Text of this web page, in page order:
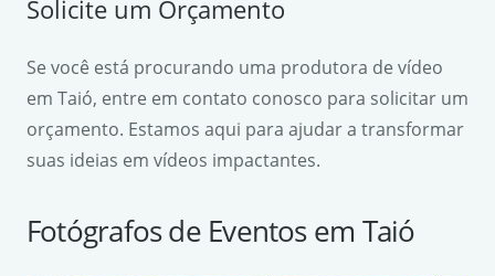
Solicite um Orçamento
Se você está procurando uma produtora de vídeo
em Taió, entre em contato conosco para solicitar um
orçamento. Estamos aqui para ajudar a transformar
suas ideias em vídeos impactantes.
Fotógrafos de Eventos em Taió